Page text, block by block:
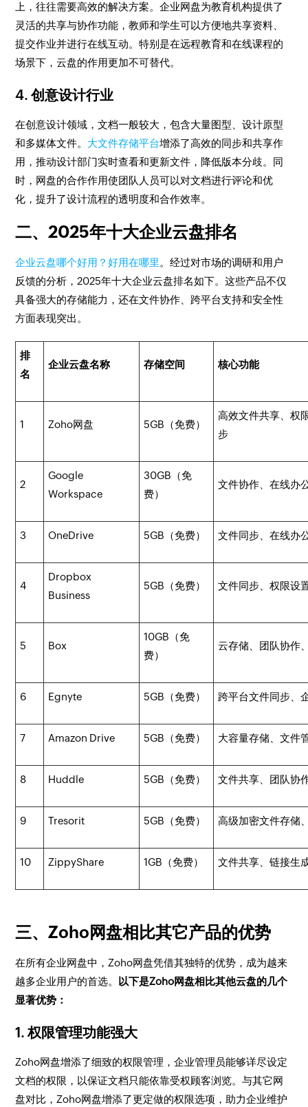
上，往往需要高效的解决方案。企业网盘为教育机构提供了
灵活的共享与协作功能，教师和学生可以方便地共享资料、
提交作业并进行在线互动。特别是在远程教育和在线课程的
场景下，云盘的作用更加不可替代。
4. 创意设计行业
在创意设计领域，文档一般较大，包含大量图型、设计原型
和多媒体文件。 大文件存储平台增添了高效的同步和共享作
用，推动设计部门实时查看和更新文件，降低版本分歧。同
时，网盘的合作作用使团队人员可以对文档进行评论和优
化，提升了设计流程的透明度和合作效率。
二、2025年十大企业云盘排名
企业云盘哪个好用？好用在哪里 。经过对市场的调研和用户
反馈的分析，2025年十大企业云盘排名如下。这些产品不仅
具备强大的存储能力，还在文件协作、跨平台支持和安全性
方面表现突出。
排
名
企业云盘名称 存储空间 核心功能
1 Zoho网盘 5GB（免费）
高效文件共享、权
步
2
Google
Workspace
30GB（免
费）
文件协作、在线办
3 OneDrive 5GB（免费） 文件同步、在线办
4
Dropbox
Business
5GB（免费） 文件同步、权限设
5 Box
10GB（免
费）
云存储、团队协作
6 Egnyte 5GB（免费） 跨平台文件同步、
7 Amazon Drive 5GB（免费） 大容量存储、文件
8 Huddle 5GB（免费） 文件共享、团队协
9 Tresorit 5GB（免费） 高级加密文件存储
10 ZippyShare 1GB（免费） 文件共享、链接生
三、Zoho网盘相比其它产品的优势
在所有企业网盘中，Zoho网盘凭借其独特的优势，成为越来
越多企业用户的首选。
以下是Zoho网盘相比其他云盘的几个
显著优势：
1. 权限管理功能强大
Zoho网盘增添了细致的权限管理，企业管理员能够详尽设定
文档的权限，以保证文档只能依靠受权顾客浏览。与其它网
盘对比，Zoho网盘增添了更定做的权限选项，助力企业维护